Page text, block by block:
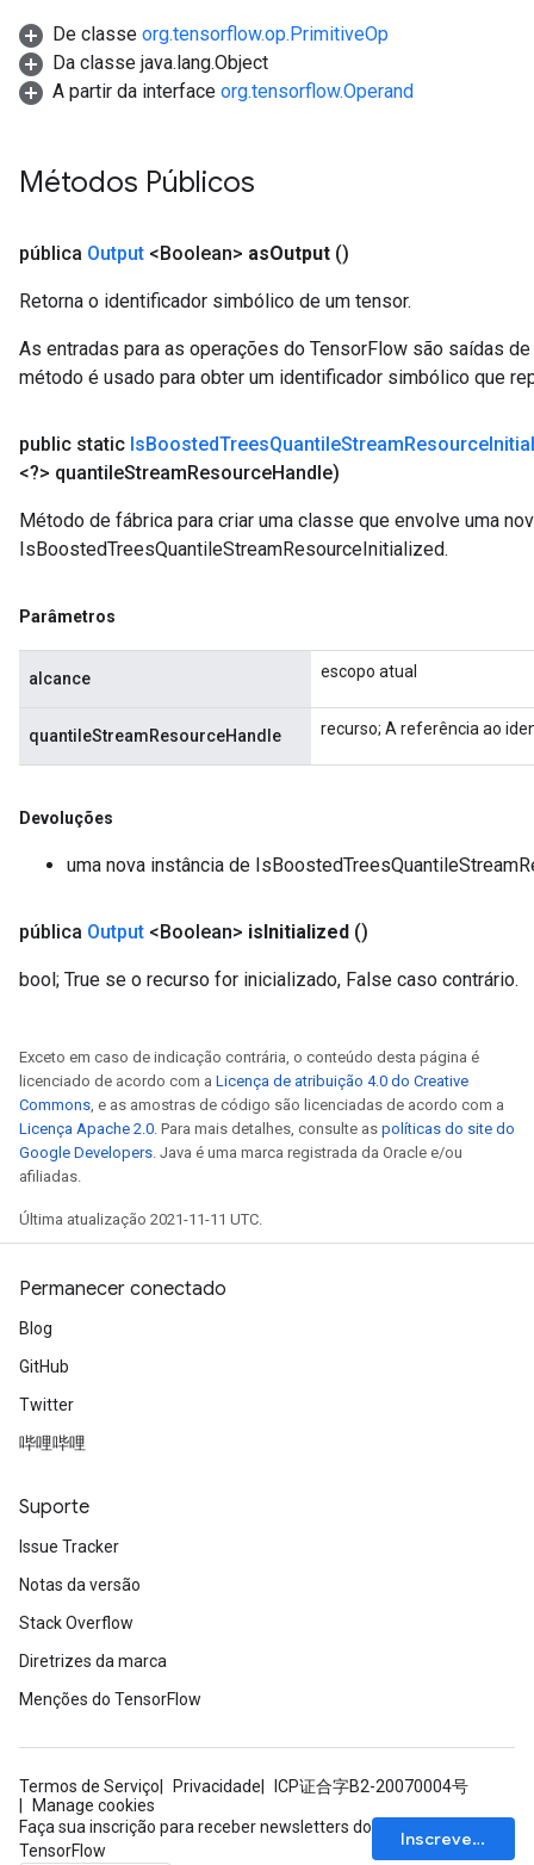
De classe org.tensorflow.op.PrimitiveOp
Da classe java.lang.Object
A partir da interface org.tensorflow.Operand
Métodos Públicos
pública Output <Boolean> asOutput ()
Retorna o identificador simbólico de um tensor.
As entradas para as operações do TensorFlow são saídas
método é usado para obter um identificador simbólico que
public static IsBoostedTreesQuantileStreamResource
<?> quantileStreamResourceHandle)
Método de fábrica para criar uma classe que envolve uma
IsBoostedTreesQuantileStreamResourceInitialized.
Parâmetros
alcance escopo atual
quantileStreamResourceHandle recurso; A referência ao
Devoluções
uma nova instância de
pública Output <Boolean> isInitialized ()
bool; True se o recurso for inicializado, False caso contrário.
Exceto em caso de indicação contrária, o conteúdo desta página é
licenciado de acordo com a Licença de atribuição 4.0 do Creative
Commons , e as amostras de código são licenciadas de acordo com a
Licença Apache 2.0 . Para mais detalhes, consulte as políticas do site do
Google Developers . Java é uma marca registrada da Oracle e/ou
afiliadas.
Última atualização 2021-11-11 UTC.
Permanecer conectado
Blog
GitHub
Twitter
哔哩哔哩
Suporte
Issue Tracker
Notas da versão
Stack Overflow
Diretrizes da marca
Menções do TensorFlow
Termos de Serviço Privacidade
ICP证合字B2-20070004号
Manage cookies
Faça sua inscrição para receber newsletters do
TensorFlow
Inscrever-se